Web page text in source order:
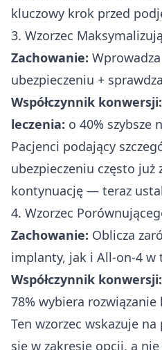
kluczowy krok przed
3. Wzorzec
Zachowanie:
ubezpieczeniu +
Współczynnik konwersji:
leczenia: o 40% szybsze
Pacjenci podający
ubezpieczeniu często już
kontynuację — teraz
4. Wzorzec
Zachowanie: Oblicza
implanty, jak i All-on-4 w
Współczynnik konwersji:
78% wybiera
Ten wzorzec wskazuje
się w zakresie opcji, a